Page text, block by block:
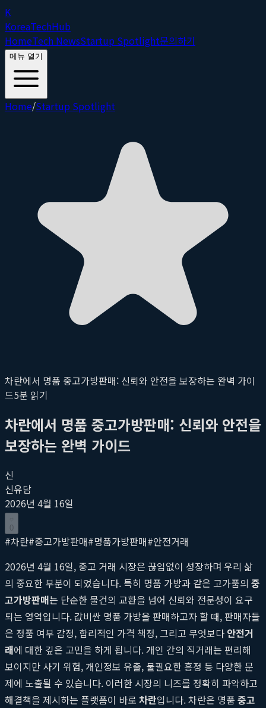
K
KoreaTechHub
HomeTech NewsStartup Spotlight문의하기
메뉴 열기
Home/Startup Spotlight
차란에서 명품 중고가방판매: 신뢰와 안전을 보장하는 완벽 가이
드5분 읽기
차란에서 명품 중고가방판매: 신뢰와 안전을
보장하는 완벽 가이드
신
신유담
2026년 4월 16일
0
#차란#중고가방판매#명품가방판매#안전거래
2026년 4월 16일, 중고 거래 시장은 끊임없이 성장하며 우리 삶
의 중요한 부분이 되었습니다. 특히 명품 가방과 같은 고가품의 중
고가방판매는 단순한 물건의 교환을 넘어 신뢰와 전문성이 요구
되는 영역입니다. 값비싼 명품 가방을 판매하고자 할 때, 판매자들
은 정품 여부 감정, 합리적인 가격 책정, 그리고 무엇보다 안전거
래에 대한 깊은 고민을 하게 됩니다. 개인 간의 직거래는 편리해
보이지만 사기 위험, 개인정보 유출, 불필요한 흥정 등 다양한 문
제에 노출될 수 있습니다. 이러한 시장의 니즈를 정확히 파악하고
해결책을 제시하는 플랫폼이 바로 차란입니다. 차란은 명품 중고